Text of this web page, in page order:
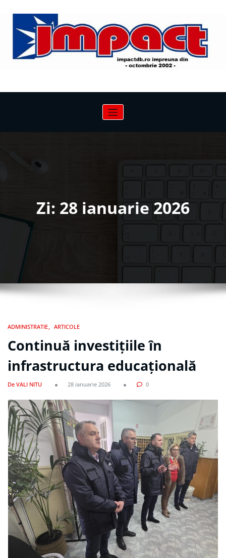
conținut
Zi: 28 ianuarie 2026
ADMINISTRATIE ARTICOLE
Continuă investițiile în
infrastructura educațională
De VALI NITU 28 ianuarie 2026 0